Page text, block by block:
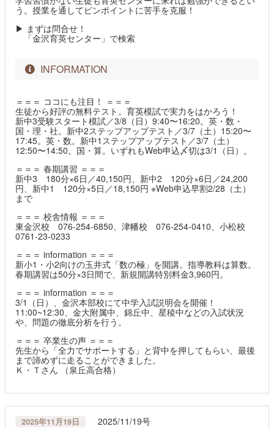
う。授業を通してピンポイントに苦手を克服！
▶ まずは問合せ！
「金沢育英センター」で検索
INFORMATION
＝＝＝ ココにも注目！ ＝＝＝
生徒から好評の無料テスト。育英模試で実力をはかろう！
新中3受験スタート模試／3/8（日）9:40〜16:20。英・数・
国・理・社。新中2ステップアップテスト／3/7（土）15:20〜
17:45。英・数。新中1ステップアップテスト／3/7（土）
12:50〜14:50。国・算。いずれもWeb申込〆切は3/1（日）。
＝＝＝ 春期講習 ＝＝＝
新中3 180分×6日／40,150円、新中2 120分×6日／24,200
円、新中1 120分×5日／18,150円 ※Web申込早割2/28（土）
まで
＝＝＝ 校舎情報 ＝＝＝
東金沢校 076-254-6850、津幡校 076-254-0410、小松校
0761-23-0233
＝＝＝ information ＝＝＝
新小1・小2向けの玉井式「数の極」を開講。指導教科は算数。
春期講習は50分×3日間で、新規開講特別料金3,960円。
＝＝＝ information ＝＝＝
3/1（日）、金沢本部校にて中学入試説明会を開催！
11:00~12:30、金大附属中、錦丘中、星稜中などの入試状況
や、問題の徹底分析を行う。
＝＝＝ 卒業生の声 ＝＝＝
先生から「全力でサポートする」と背中を押してもらい、最後
まで諦めずに走ることができました。
Ｋ・Ｔさん （泉丘高合格）
2025年11月19日 2025/11/19号